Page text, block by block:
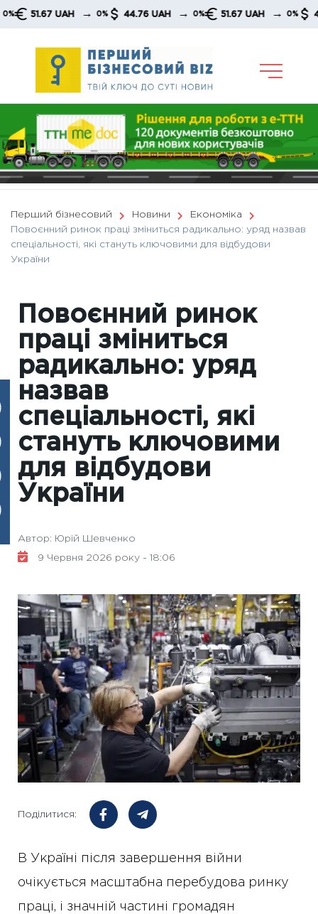
Skip
51.67 UAH → 0% 44.76 UAH → 0% 51.67 UAH → 0% 44.76
Перший бізнесовий Новини
Економіка
Повоєнний ринок праці зміниться радикально: уряд назвав
спеціальності, які стануть ключовими для відбудови
України
Повоєнний ринок
праці зміниться
радикально: уряд
назвав
спеціальності, які
стануть ключовими
для відбудови
України
Автор: Юрій Шевченко
9 Червня 2026 року - 18:06
Поділитися:
В Україні після завершення війни
очікується масштабна перебудова ринку
праці, і значній частині громадян